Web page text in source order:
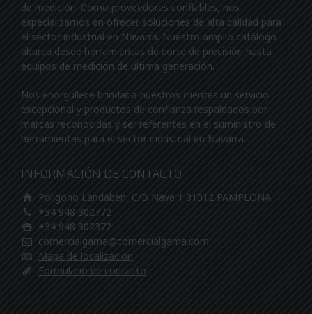
de medición. Como proveedores confiables, nos
especializamos en ofrecer soluciones de alta calidad para
el sector industrial en Navarra. Nuestro amplio catálogo
abarca desde herramientas de corte de precisión hasta
equipos de medición de última generación.
Nos enorgullece brindar a nuestros clientes un servicio
excepcional y productos de confianza respaldados por
marcas reconocidas y ser referentes en el suministro de
herramientas para el sector industrial en Navarra.
INFORMACIÓN DE CONTACTO
Poligono Landaben, C/B Nave 1 31012 PAMPLONA
+34 948 302772
+34 948 302372
comercialgama@comercialgama.com
Mapa de localización
Formulario de contacto